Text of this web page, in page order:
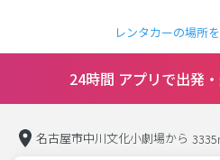
レンタカーの場所
24時間 アプリで出発
名古屋市中川文化小劇場から